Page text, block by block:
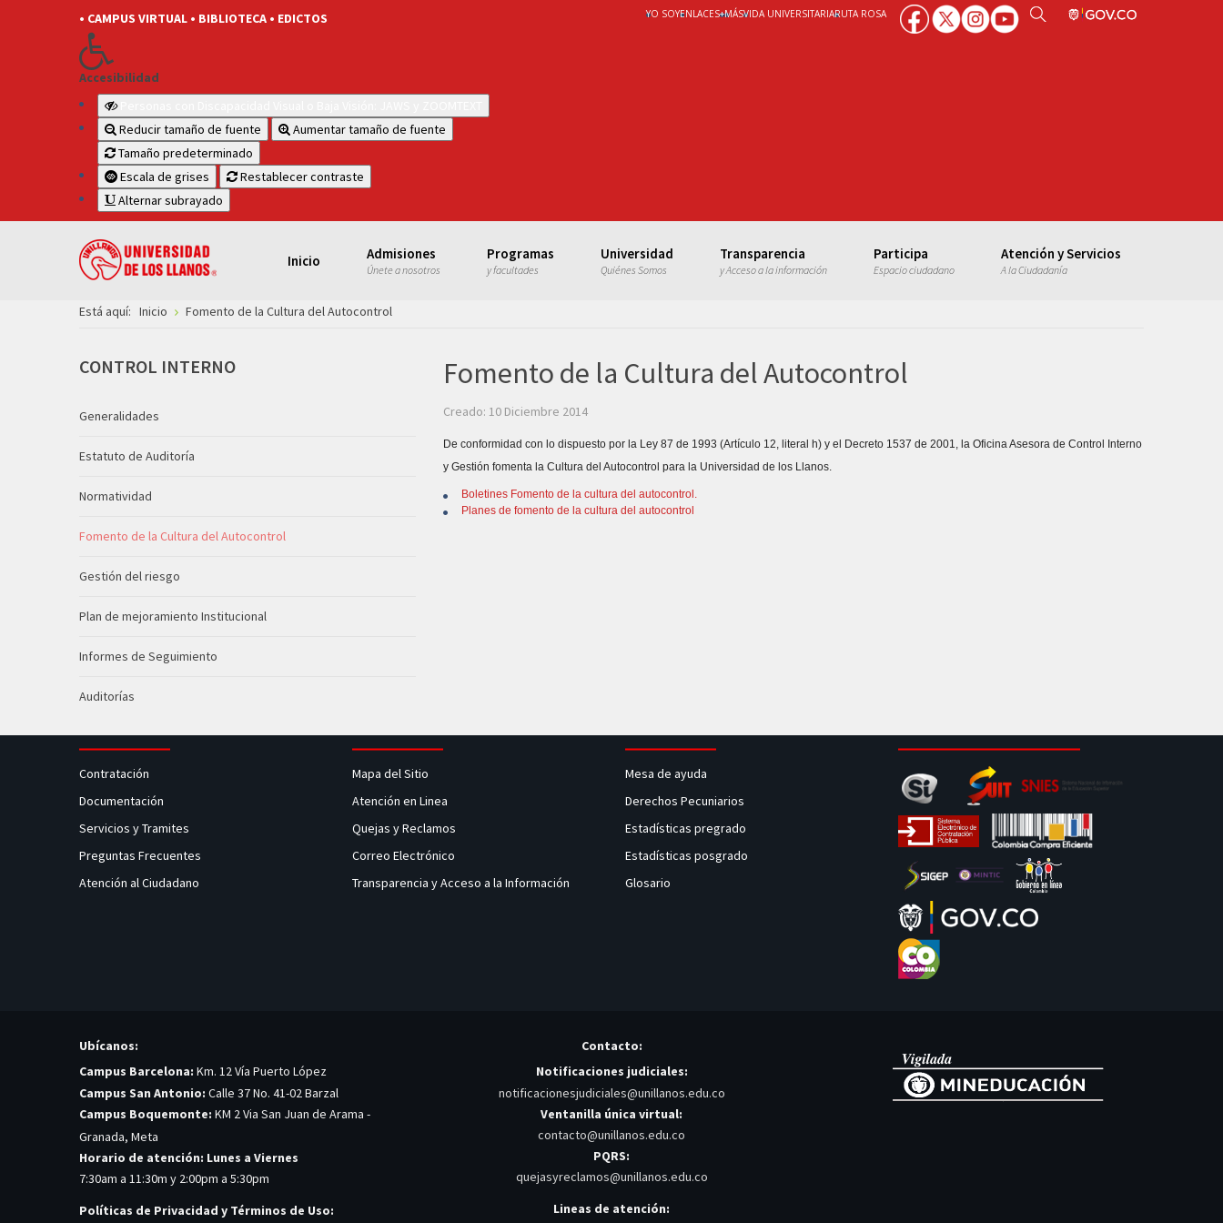
• CAMPUS VIRTUAL • BIBLIOTECA • EDICTOS
Accesibilidad
Reducir tamaño de fuente
Aumentar tamaño de fuente
Tamaño predeterminado
Escala de grises
Restablecer contraste
Alternar subrayado
YO SOYENLACES+MÁSVIDA UNIVERSITARIARUTA ROSA
Inicio Admisiones
Únete a nosotros
Programas
y facultades
Universidad
Quiénes Somos
Transparencia
y Acceso a la información
Participa
Espacio ciudadano
Atención y Servicios
A la Ciudadanía
Está aquí: Inicio Fomento de la Cultura del Autocontrol
Fomento de la Cultura del Autocontrol
Creado: 10 Diciembre 2014
De conformidad con lo dispuesto por la Ley 87 de 1993 (Artículo 12, literal h) y el Decreto 1537 de 2001, la Oficina Asesora de Control Interno
y Gestión fomenta la Cultura del Autocontrol para la Universidad de los Llanos.
Boletines Fomento de la cultura del autocontrol.
Planes de fomento de la cultura del autocontrol
CONTROL INTERNO
Generalidades
Estatuto de Auditoría
Normatividad
Fomento de la Cultura del Autocontrol
Gestión del riesgo
Plan de mejoramiento Institucional
Informes de Seguimiento
Auditorías
Contratación
Documentación
Servicios y Tramites
Preguntas Frecuentes
Atención al Ciudadano
Mapa del Sitio
Atención en Linea
Quejas y Reclamos
Correo Electrónico
Transparencia y Acceso a la Información
Mesa de ayuda
Derechos Pecuniarios
Estadísticas pregrado
Estadísticas posgrado
Glosario
Ubícanos:
Campus Barcelona: Km. 12 Vía Puerto López
Campus San Antonio: Calle 37 No. 41-02 Barzal
Campus Boquemonte: KM 2 Via San Juan de Arama -
Granada, Meta
Horario de atención: Lunes a Viernes
7:30am a 11:30m y 2:00pm a 5:30pm
Políticas de Privacidad y Términos de Uso:
Contacto:
Notificaciones judiciales:
notificacionesjudiciales@unillanos.edu.co
Ventanilla única virtual:
contacto@unillanos.edu.co
PQRS:
quejasyreclamos@unillanos.edu.co
Lineas de atención: